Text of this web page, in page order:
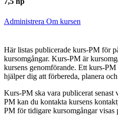
Administrera Om kursen
Här listas publicerade kurs-PM för
kursomgångar. Kurs-PM är
kursens genomförande. Ett kurs-
hjälper dig att förbereda, planera
Kurs-PM ska vara publicerat senast
PM kan du kontakta kursens
PM för tidigare kursomgångar visas